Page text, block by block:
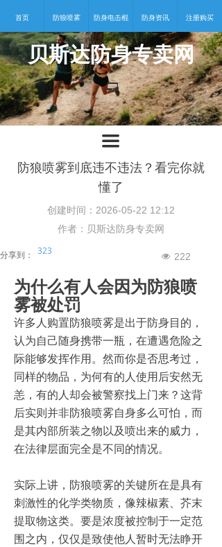
贝斯达防身专卖网
首页 防狼喷雾 防身电击棍 防身资讯 注册购买
넡
防狼喷雾到底违不违法？看完你就
懂了
为什么有人会因为防狼喷
雾被处罚
许多人购置防狼喷雾是出于防身目的，
认为自己随身携带一瓶，在遭遇危险之
际能够发挥作用。然而你是否思考过，
同样的物品，为何有的人使用后安然无
恙，有的人却会被警察找上门来？这背
后实则并非防狼喷雾自身多么可怕，而
是其内部所装之物以及喷出来的威力，
在法律层面完全是不同的情况。
实际上讲，防狼喷雾的关键所在是具有
刺激性的化学类物质，像辣椒素、芥末
提取物这类。要是浓度被控制于一定范
围之内，仅仅是致使他人暂时无法睁开
넶 222
分享到： 323
创建时间： 2026-05-22 12:12
作者：贝斯达防身专卖网
끀